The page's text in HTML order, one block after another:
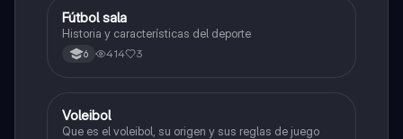
Sociales/Historia
Fútbol sala
Historia y características del deporte
6 414 3
Educación Física
Voleibol
Que es el voleibol, su origen y sus reglas de juego